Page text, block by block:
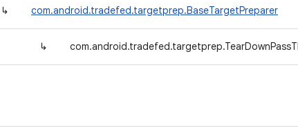
com.android.tradefed.targetprep.BaseTargetPreparer
↳